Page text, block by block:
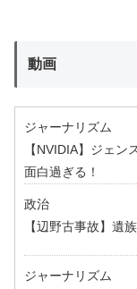
動画
ジャーナリズム
【NVIDIA】ジェ
面白過ぎる！
政治
【辺野古事故】遺
ジャーナリズム